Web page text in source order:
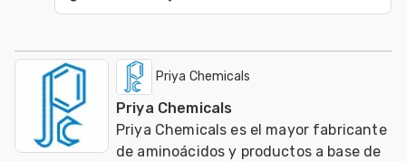
Priya Chemicals
Priya Chemicals
Priya Chemicals es el mayor fabricante
de aminoácidos y productos a base de